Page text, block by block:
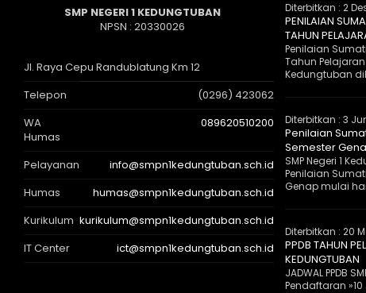
SMP NEGERI 1 KEDUNGTUBAN
NPSN : 20330026
Jl. Raya Cepu Randublatung Km 12
Telepon
(0296) 423062
WA
Humas
089620510200
Pelayanan
info@smpn1kedungtuban.sch.id
Humas
humas@smpn1kedungtuban.sch.id
Kurikulum kurikulum@smpn1kedungtuban.sch.id
IT Center
ict@smpn1kedungtuban.sch.id
Diterbitkan : 2
PENILAIAN
TAHUN
Penilaian
Tahun Pelajaran
Kedungtuban
Diterbitkan : 3
Penilaian
Semester
SMP Negeri 1
Penilaian
Genap mulai
Diterbitkan : 20
PPDB TAHUN
KEDUNGTUBAN
JADWAL PPDB
Pendaftaran »10